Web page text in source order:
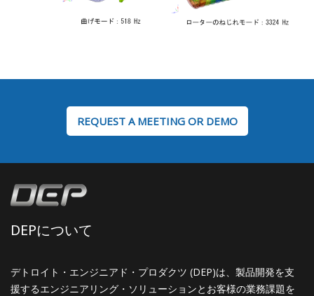
REQUEST A MEETING OR DEMO
DEPについて
デトロイト・エンジニアド・プロダクツ (DEP)は、製品開発を支
援するエンジニアリング・ソリューションとお客様の業務課題を